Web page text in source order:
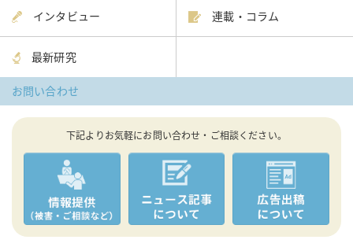
インタビュー 連載・コラム
最新研究
お問い合わせ
下記よりお気軽にお問い合わせ・ご相談ください。